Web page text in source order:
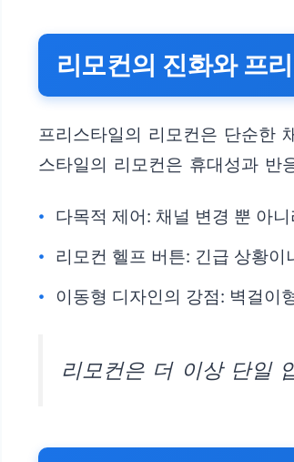
리모컨의 진화와 프
프리스타일의 리모컨은 단순한
스타일의 리모컨은 휴대성과 반
다목적 제어: 채널 변경 뿐 아
리모컨 헬프 버튼: 긴급 상황
이동형 디자인의 강점: 벽걸이
리모컨은 더 이상 단일